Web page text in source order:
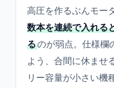
高圧を作るぶんモー
数本を連続で入れる
るのが弱点。仕様
よう、合間に休ませ
リー容量が小さい機